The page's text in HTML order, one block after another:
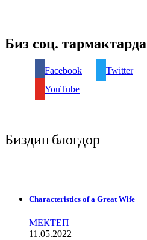
Биз соц. тармактарда
Facebook Twitter
YouTube
Биздин блогдор
Characteristics of a Great Wife
МЕКТЕП
11.05.2022